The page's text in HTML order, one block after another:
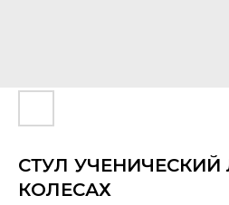
СТУЛ УЧЕНИЧЕСКИЙ
КОЛЕСАХ